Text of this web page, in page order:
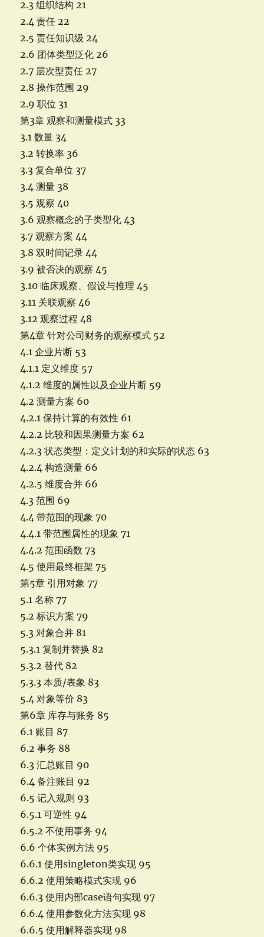
2.3 组织结构 21
2.4 责任 22
2.5 责任知识级 24
2.6 团体类型泛化 26
2.7 层次型责任 27
2.8 操作范围 29
2.9 职位 31
第3章 观察和测量模式 33
3.1 数量 34
3.2 转换率 36
3.3 复合单位 37
3.4 测量 38
3.5 观察 40
3.6 观察概念的子类型化 43
3.7 观察方案 44
3.8 双时间记录 44
3.9 被否决的观察 45
3.10 临床观察、假设与推理 45
3.11 关联观察 46
3.12 观察过程 48
第4章 针对公司财务的观察模式 52
4.1 企业片断 53
4.1.1 定义维度 57
4.1.2 维度的属性以及企业片断 59
4.2 测量方案 60
4.2.1 保持计算的有效性 61
4.2.2 比较和因果测量方案 62
4.2.3 状态类型：定义计划的和实际的状态 63
4.2.4 构造测量 66
4.2.5 维度合并 66
4.3 范围 69
4.4 带范围的现象 70
4.4.1 带范围属性的现象 71
4.4.2 范围函数 73
4.5 使用最终框架 75
第5章 引用对象 77
5.1 名称 77
5.2 标识方案 79
5.3 对象合并 81
5.3.1 复制并替换 82
5.3.2 替代 82
5.3.3 本质/表象 83
5.4 对象等价 83
第6章 库存与账务 85
6.1 账目 87
6.2 事务 88
6.3 汇总账目 90
6.4 备注账目 92
6.5 记入规则 93
6.5.1 可逆性 94
6.5.2 不使用事务 94
6.6 个体实例方法 95
6.6.1 使用singleton类实现 95
6.6.2 使用策略模式实现 96
6.6.3 使用内部case语句实现 97
6.6.4 使用参数化方法实现 98
6.6.5 使用解释器实现 98